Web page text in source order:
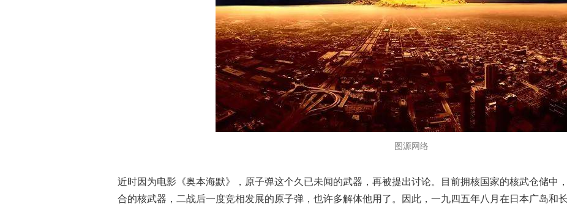
图源网络
近时因为电影《奥本海默》，原子弹这个久已未闻的武器，再被提出讨论。目前拥核国家的核武仓储中
合的核武器，二战后一度竞相发展的原子弹，也许多解体他用了。因此，一九四五年八月在日本广岛和